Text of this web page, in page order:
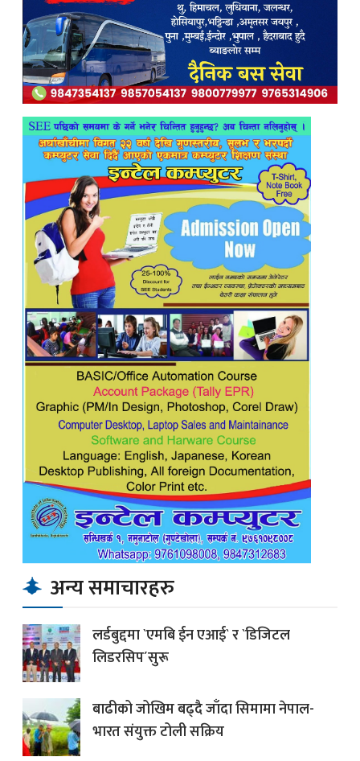
अन्य समाचारहरु
लर्डबुद्दमा `एमबि ईन एआई` र `डिजिटल
लिडरसिप´सुरू
बाढीको जोखिम बढ्दै जाँदा सिमामा नेपाल-
भारत संयुक्त टोली सक्रिय